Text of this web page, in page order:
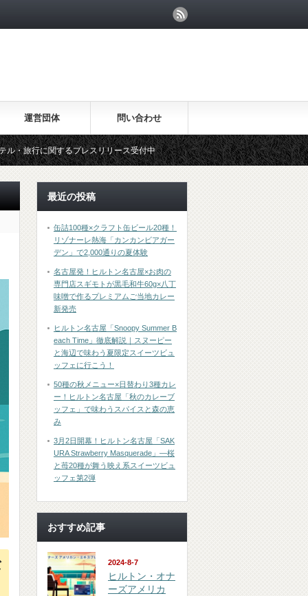
運営団体 問い合わせ
プレスリリース受付中
最近の投稿
缶詰100種×クラフト缶ビール20種！
リゾナーレ熱海「カンカンビアガー
デン」で2,000通りの夏体験
名古屋発！ヒルトン名古屋×お肉の
専門店スギモトが黒毛和牛60g×八丁
味噌で作るプレミアムご当地カレー
新発売
ヒルトン名古屋「Snoopy Summer B
each Time」徹底解説｜スヌーピー
と海辺で味わう夏限定スイーツビュ
ッフェに行こう！
50種の秋メニュー×日替わり3種カレ
ー！ヒルトン名古屋「秋のカレーブ
ッフェ」で味わうスパイスと森の恵
み
3月2日開幕！ヒルトン名古屋「SAK
URA Strawberry Masquerade」―桜
と苺20種が舞う映え系スイーツビュ
ッフェ第2弾
おすすめ記事
2024-8-7
ヒルトン・オナ
ーズアメリカ